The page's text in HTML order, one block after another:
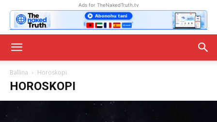
Ads for TheNakedTruth.tv
Ballina Horoskopi
HOROSKOPI